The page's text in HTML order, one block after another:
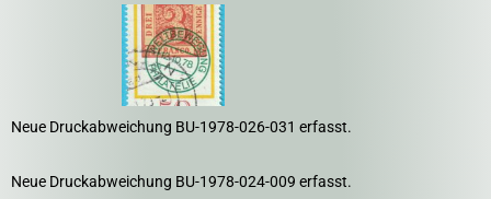
Neue Druckabweichung BU-1978-026-031 erfasst.
Neue Druckabweichung BU-1978-024-009 erfasst.